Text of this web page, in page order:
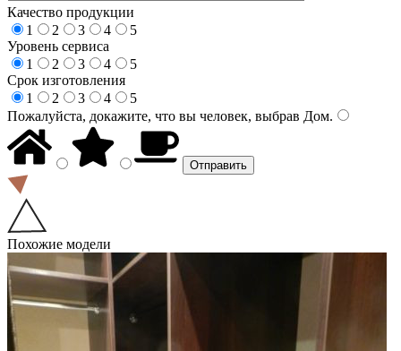
Качество продукции
1
2 3 4
5
Уровень сервиса
1
2 3 4
5
Срок изготовления
1
2 3 4
5
Пожалуйста, докажите, что вы человек, выбрав Дом.
Похожие модели